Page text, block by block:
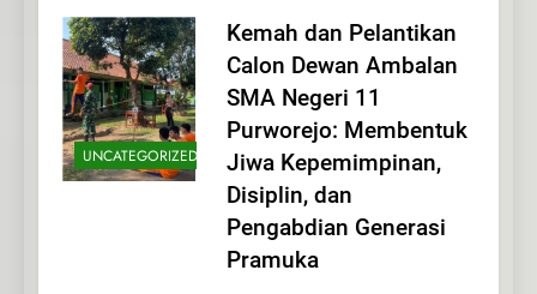
UNCATEGORIZED
Kemah dan Pelantikan
Calon Dewan Ambalan
SMA Negeri 11
Purworejo: Membentuk
Jiwa Kepemimpinan,
Disiplin, dan
Pengabdian Generasi
Pramuka